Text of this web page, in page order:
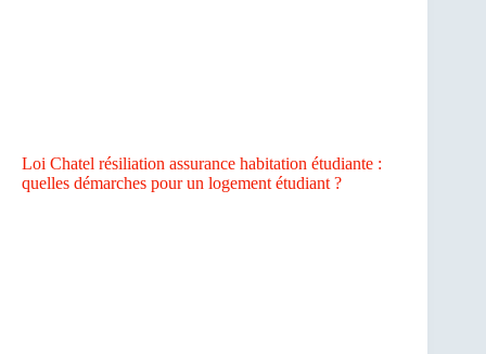
Loi Chatel résiliation assurance habitation étudiante :
quelles démarches pour un logement étudiant ?